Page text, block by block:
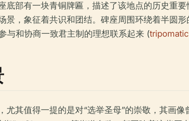
底部有一块青铜牌匾，描述了该地点的历史重
，象征着共识和团结。碑座周围环绕着半圆
与和协商一致君主制的理想联系起来 (
尤其值得一提的是对“选举圣母”的崇敬，其画